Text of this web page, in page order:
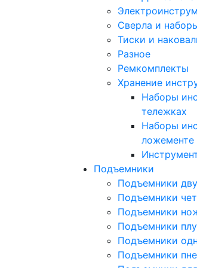
Сверла и
Тиски и
Разное
Ремкомплекты
Хранение
Наборы
тележках
Наборы
ложементе
Подъемники
Подъемники
Подъемники
Подъемники
Подъемники
Подъемники
Подъемники